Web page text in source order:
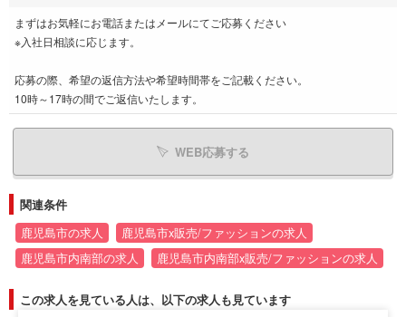
まずはお気軽にお電話またはメールにてご応募ください
※入社日相談に応じます。
応募の際、希望の返信方法や希望時間帯をご記載ください。
10時～17時の間でご返信いたします。
WEB応募する
関連条件
鹿児島市の求人
鹿児島市x販売/ファッションの求人
鹿児島市内南部の求人
鹿児島市内南部x販売/ファッションの求人
この求人を見ている人は、以下の求人も見ています